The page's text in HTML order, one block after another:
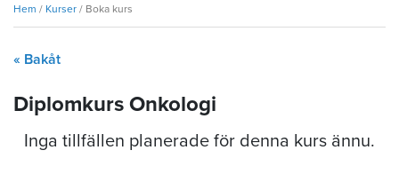
Hem / Kurser / Boka kurs
« Bakåt
Diplomkurs Onkologi
Inga tillfällen planerade för denna kurs ännu.